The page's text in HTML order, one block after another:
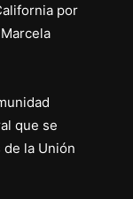
por
que se
la Unión